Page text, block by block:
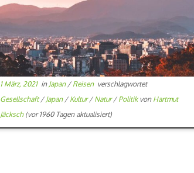
1 März, 2021in Japan / Reisen verschlagwortet
Gesellschaft/ Japan / Kultur/ Natur/ Politikvon Hartmut
Jäcksch(vor 1960 Tagen aktualisiert)